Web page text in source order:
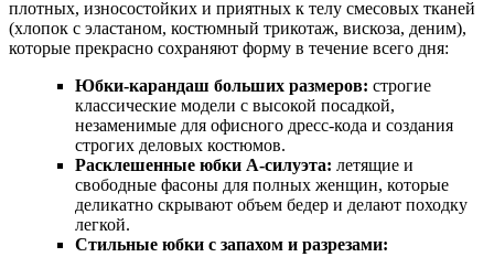
плотных, износостойких и приятных к телу смесовых тканей
(хлопок с эластаном, костюмный трикотаж, вискоза, деним),
которые прекрасно сохраняют форму в течение всего дня:
Юбки-карандаш больших размеров: строгие
классические модели с высокой посадкой,
незаменимые для офисного дресс-кода и создания
строгих деловых костюмов.
Расклешенные юбки А-силуэта: летящие и
свободные фасоны для полных женщин, которые
деликатно скрывают объем бедер и делают походку
легкой.
Стильные юбки с запахом и разрезами: